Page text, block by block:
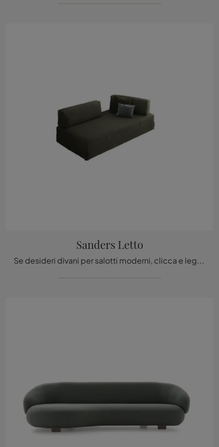
Sanders Letto
Se desideri divani per salotti moderni, clicca e leggi di più sul modello Sanders Letto in tessuto del marchio Ditre Italia.